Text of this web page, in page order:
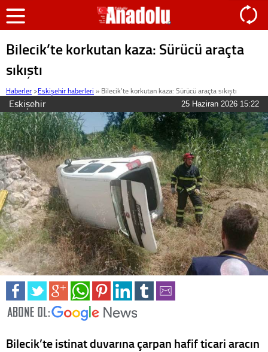
Bilecik’te korkutan kaza: Sürücü araçta
sıkıştı
Haberler >Eskişehir haberleri » Bilecik’te korkutan kaza: Sürücü araçta sıkıştı
Eskişehir 25 Haziran 2026 15:22
Bilecik’te istinat duvarına çarpan hafif ticari aracın